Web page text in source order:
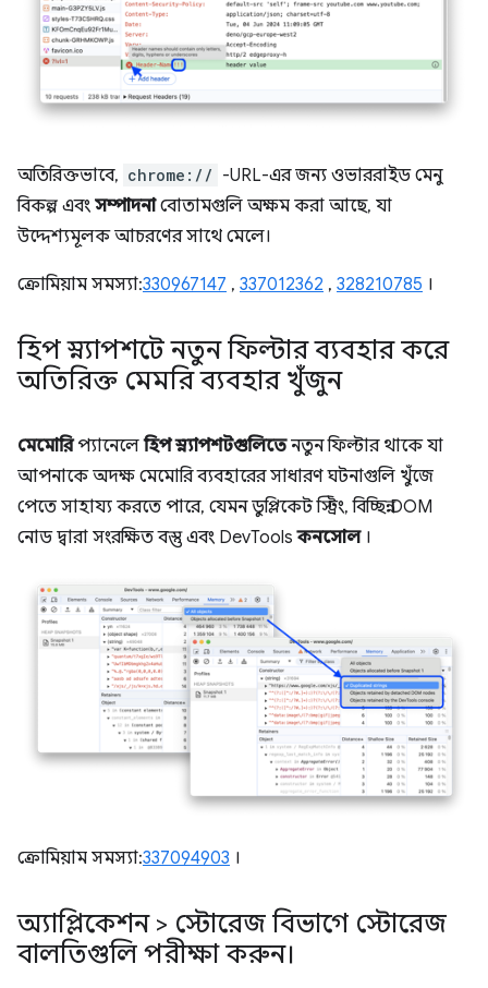
অতিরিক্তভাবে, chrome:// -URL-এর জন্য ওভাররাইড মেনু
বিকল্প এবং সম্পাদনাবোতামগুলি অক্ষম করা আছে, যা
উদ্দেশ্যমূলক আচরণের সাথে মেলে।
ক্রোমিয়াম সমস্যা:330967147 , 337012362 , 328210785 ।
হিপ স্ন্যাপশটে নতুন ফিল্টার ব্যবহার করে
অতিরিক্ত মেমরি ব্যবহার খুঁজুন
মেমোরিপ্যানেলেহিপ স্ন্যাপশটগুলিতেনতুন ফিল্টার থাকে যা
আপনাকে অদক্ষ মেমোরি ব্যবহারের সাধারণ ঘটনাগুলি খুঁজে
পেতে সাহায্য করতে পারে, যেমন ডুপ্লিকেট স্ট্রিং, বিচ্ছিন্ন DOM
নোড দ্বারা সংরক্ষিত বস্তু এবং DevToolsকনসোল।
ক্রোমিয়াম সমস্যা:337094903 ।
অ্যাপ্লিকেশন > স্টোরেজ বিভাগে স্টোরেজ
বালতিগুলি পরীক্ষা করুন।